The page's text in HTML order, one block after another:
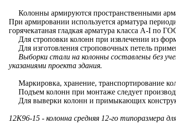
Колонны армируются пространственными
При армировании используется арматура
горячекатаная гладкая арматура класса A-I по
Для строповки колонн при извлечении из
Для изготовления строповочных петель
Выборки стали на колонны составлены без
указаниями проекта здания.
Маркировка, хранение, транспортирование
Подъем колонн при монтаже следует
Для выверки колонн и примыкающих
12К96-15 - колонна средняя 12-го типоразмера